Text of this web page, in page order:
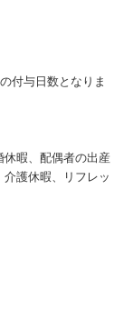
付与日数となりま
暇、配偶者の出産
護休暇、リフレッ